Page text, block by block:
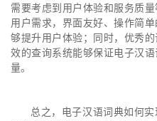
需要考虑到用户体验和服务质
用户需求，界面友好、操作简
够提升用户体验；同时，优秀
效的查询系统能够保证电子汉
量。
总之，电子汉语词典如何